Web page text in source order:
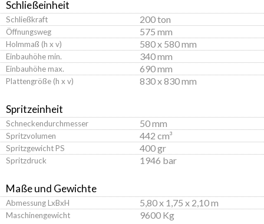
Schließeinheit
Schließkraft 200 ton
Öffnungsweg 575 mm
Holmmaß (h x v) 580 x 580 mm
Einbauhöhe min. 340 mm
Einbauhöhe max. 690 mm
Plattengröße (h x v) 830 x 830 mm
Spritzeinheit
Schneckendurchmesser 50 mm
Spritzvolumen 442 cm³
Spritzgewicht PS 400 gr
Spritzdruck 1946 bar
Maße und Gewichte
Abmessung LxBxH 5,80 x 1,75 x 2,10 m
Maschinengewicht 9600 Kg